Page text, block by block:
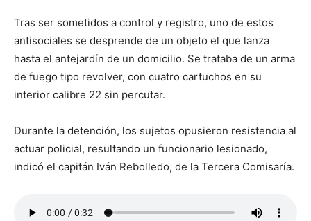
Tras ser sometidos a control y registro, uno de estos
antisociales se desprende de un objeto el que lanza
hasta el antejardín de un domicilio. Se trataba de un arma
de fuego tipo revolver, con cuatro cartuchos en su
interior calibre 22 sin percutar.
Durante la detención, los sujetos opusieron resistencia al
actuar policial, resultando un funcionario lesionado,
indicó el capitán Iván Rebolledo, de la Tercera Comisaría.